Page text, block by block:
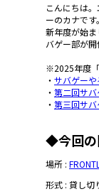
こんにちは
ーのカナです。
新年度が始
バゲー部が開
※2025年度
・ サバゲーや
・ 第二回サバ
・ 第三回サバ
◆今回
場所 :
形式 : 貸し切